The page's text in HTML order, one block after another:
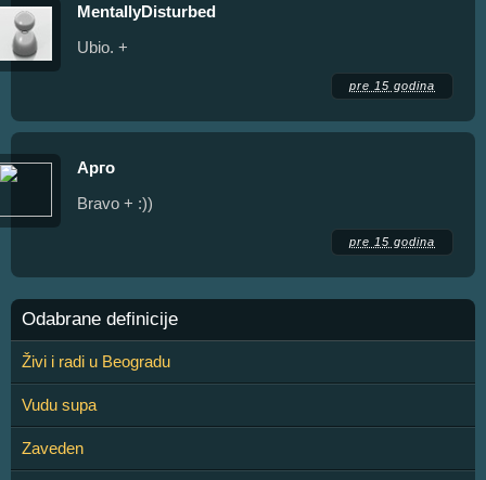
MentallyDisturbed
Ubio. +
pre 15 godina
Арго
Bravo + :))
pre 15 godina
Odabrane definicije
Živi i radi u Beogradu
Vudu supa
Zaveden